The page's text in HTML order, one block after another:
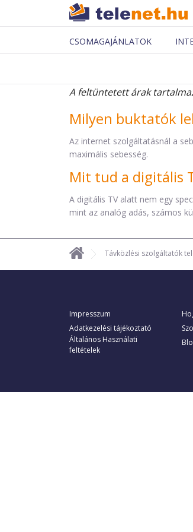
CSOMAGAJÁNLATOK
A feltüntetett árak
Milyen buktatók
Az internet szolgáltatásnál a
maximális sebesség.
Mit tud a digitális
A digitális TV alatt nem egy
mint az analóg adás, számos
Távközlési szolgáltatók
Impresszum
Adatkezelési tájékoztató
Általános Használati
feltételek